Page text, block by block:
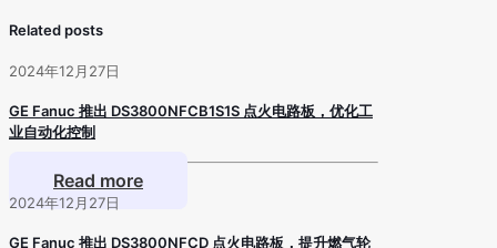
Related posts
2024年12月27日
GE Fanuc 推出 DS3800NFCB1S1S 点火电路板，优化工
业自动化控制
Read more
2024年12月27日
GE Fanuc 推出 DS3800NFCD 点火电路板，提升燃气轮